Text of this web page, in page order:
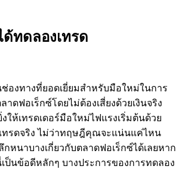
ทดลองเทรด
ช่องทางที่ยอดเยี่ยมสำหรับมือใหม่ในการ
ดฟอเร็กซ์โดยไม่ต้องเสี่ยงด้วยเงินจริง
ให้เทรดเดอร์มือใหม่ไฟแรงเริ่มต้นด้วย
ทรดจริง ไม่ว่าทฤษฎีคุณจะแน่นแค่ไหน
หนาบางเกี่ยวกับตลาดฟอเร็กซ์ได้เลยหาก
ป็นข้อดีหลักๆ บางประการของการทดลอง